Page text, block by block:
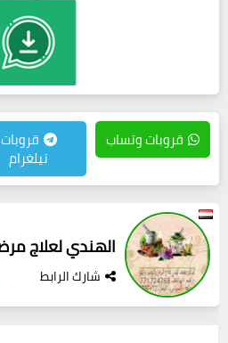
قروبات وتساب قروبات
تيلغرام
الهندي لعلاج
شارك الرابط